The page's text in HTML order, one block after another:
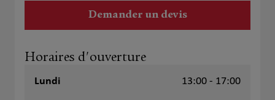
Demander un devis
Horaires d'ouverture
Lundi 13:00 - 17:00